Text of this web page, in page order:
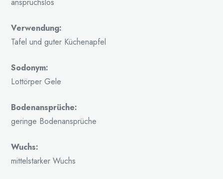
anspruchslos
Verwendung:
Tafel und guter Küchenapfel
Sodonym:
Lottörper Gele
Bodenansprüche:
geringe Bodenansprüche
Wuchs:
mittelstarker Wuchs